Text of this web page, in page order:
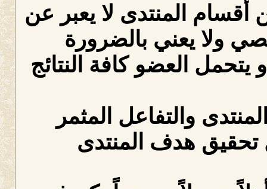
المنتدى لا يعبر عن
ولا يعني بالضرورة
العضو كافة النتائج
والتفاعل المثمر
هدف المنتدى